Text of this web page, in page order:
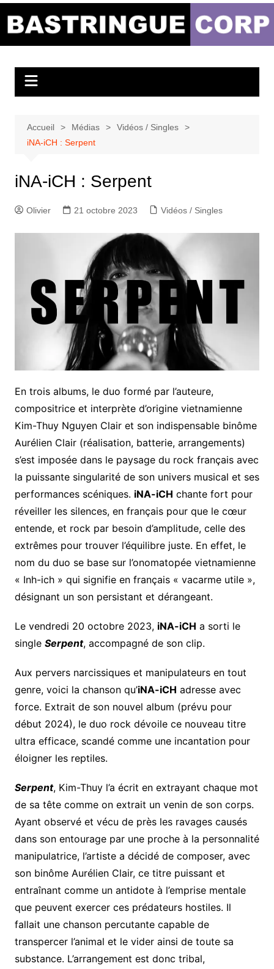
Bastringue Corp –
Musicales
Accueil Médias
Vidéos / Singles
iNA-iCH : Serpent
iNA-iCH : Serpent
Olivier 21 octobre 2023 Vidéos / Singles
En trois albums, le duo formé par l’auteure,
compositrice et interprète d’origine vietnamienne
Kim-Thuy Nguyen Clair et son indispensable binôme
Aurélien Clair (réalisation, batterie, arrangements)
s’est imposée dans le paysage du rock français avec
la puissante singularité de son univers musical et ses
performances scéniques. iNA-iCH chante fort pour
réveiller les silences, en français pour que le cœur
entende, et rock par besoin d’amplitude, celle des
extrêmes pour trouver l’équilibre juste. En effet, le
nom du duo se base sur l’onomatopée vietnamienne
« Inh-ich » qui signifie en français « vacarme utile »,
désignant un son persistant et dérangeant.
Le vendredi 20 octobre 2023, iNA-iCH a sorti le
single Serpent, accompagné de son clip.
Aux pervers narcissiques et manipulateurs en tout
genre, voici la chanson qu’iNA-iCH adresse avec
force. Extrait de son nouvel album (prévu pour
début 2024), le duo rock dévoile ce nouveau titre
ultra efficace, scandé comme une incantation pour
éloigner les reptiles.
Serpent, Kim-Thuy l’a écrit en extrayant chaque mot
de sa tête comme on extrait un venin de son corps.
Ayant observé et vécu de près les ravages causés
dans son entourage par une proche à la personnalité
manipulatrice, l’artiste a décidé de composer, avec
son binôme Aurélien Clair, ce titre puissant et
entraînant comme un antidote à l’emprise mentale
que peuvent exercer ces prédateurs hostiles. Il
fallait une chanson percutante capable de
transpercer l’animal et le vider ainsi de toute sa
substance. L’arrangement est donc tribal,